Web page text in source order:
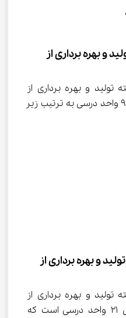
و بهره برداری از
ﺗﻮلید و ﺑﻬﺮه ﺑﺮداری از
گیاﻫﺎن دارویی و ﻣﻌﻄﺮ شامل 9 واحد درسی به ترتیب زیر
و بهره برداری از
ﺗﻮلید و ﺑﻬﺮه ﺑﺮداری از
گیاﻫﺎن دارویی و ﻣﻌﻄﺮ شامل 21 واحد درسی است که